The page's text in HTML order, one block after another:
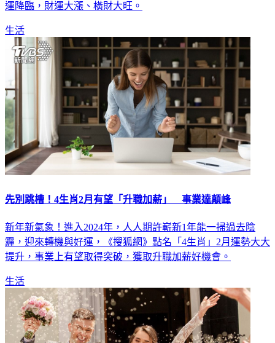
運降臨，財運大漲、橫財大旺。
生活
先別跳槽！4生肖2月有望「升職加薪」 事業達顛峰
新年新氣象！進入2024年，人人期許嶄新1年能一掃過去陰
霾，迎來轉機與好運，《搜狐網》點名「4生肖」2月運勢大大
提升，事業上有望取得突破，獲取升職加薪好機會。
生活